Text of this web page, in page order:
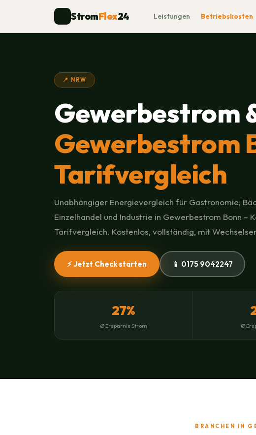
StromFlex24 Leistungen Betriebskosten
📍 NRW
Gewerbestrom
Gewerbestrom
Tarifvergleich
Unabhängiger Energievergleich für Gastronomie,
Einzelhandel und Industrie in Gewerbestrom Bonn –
Tarifvergleich. Kostenlos, vollständig, mit
⚡ Jetzt Check starten 📱 0175 9042247
27%
Ø Ersparnis Strom Ø
BRANCHEN IN